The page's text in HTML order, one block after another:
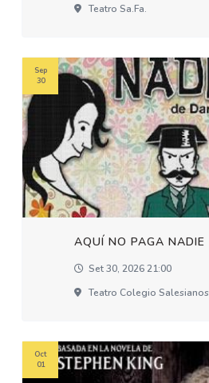
Teatro Sa.fa.
AQUÍ NO PAGA NADIE
Set 30, 2026 21:00
Teatro Colegio Salesianos
Sep
30
Oct
01